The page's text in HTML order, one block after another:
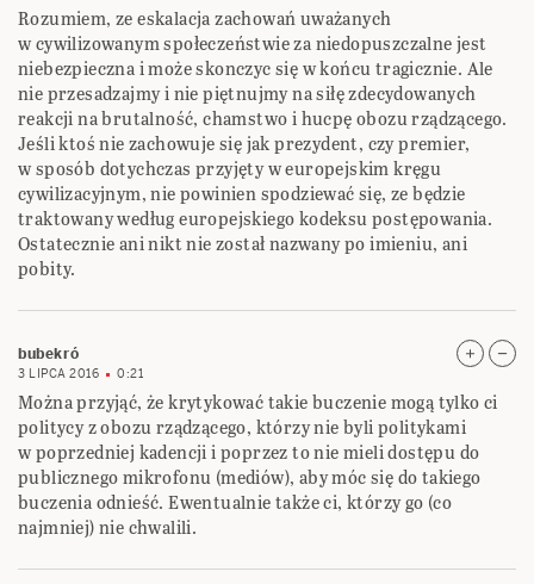
Rozumiem, ze eskalacja zachowań uważanych
w cywilizowanym społeczeństwie za niedopuszczalne jest
niebezpieczna i może skonczyc się w końcu tragicznie. Ale
nie przesadzajmy i nie piętnujmy na siłę zdecydowanych
reakcji na brutalność, chamstwo i hucpę obozu rządzącego.
Jeśli ktoś nie zachowuje się jak prezydent, czy premier,
w sposób dotychczas przyjęty w europejskim kręgu
cywilizacyjnym, nie powinien spodziewać się, ze będzie
traktowany według europejskiego kodeksu postępowania.
Ostatecznie ani nikt nie został nazwany po imieniu, ani
pobity.
bubekró
3 LIPCA 2016 0:21
Można przyjąć, że krytykować takie buczenie mogą tylko ci
politycy z obozu rządzącego, którzy nie byli politykami
w poprzedniej kadencji i poprzez to nie mieli dostępu do
publicznego mikrofonu (mediów), aby móc się do takiego
buczenia odnieść. Ewentualnie także ci, którzy go (co
najmniej) nie chwalili.